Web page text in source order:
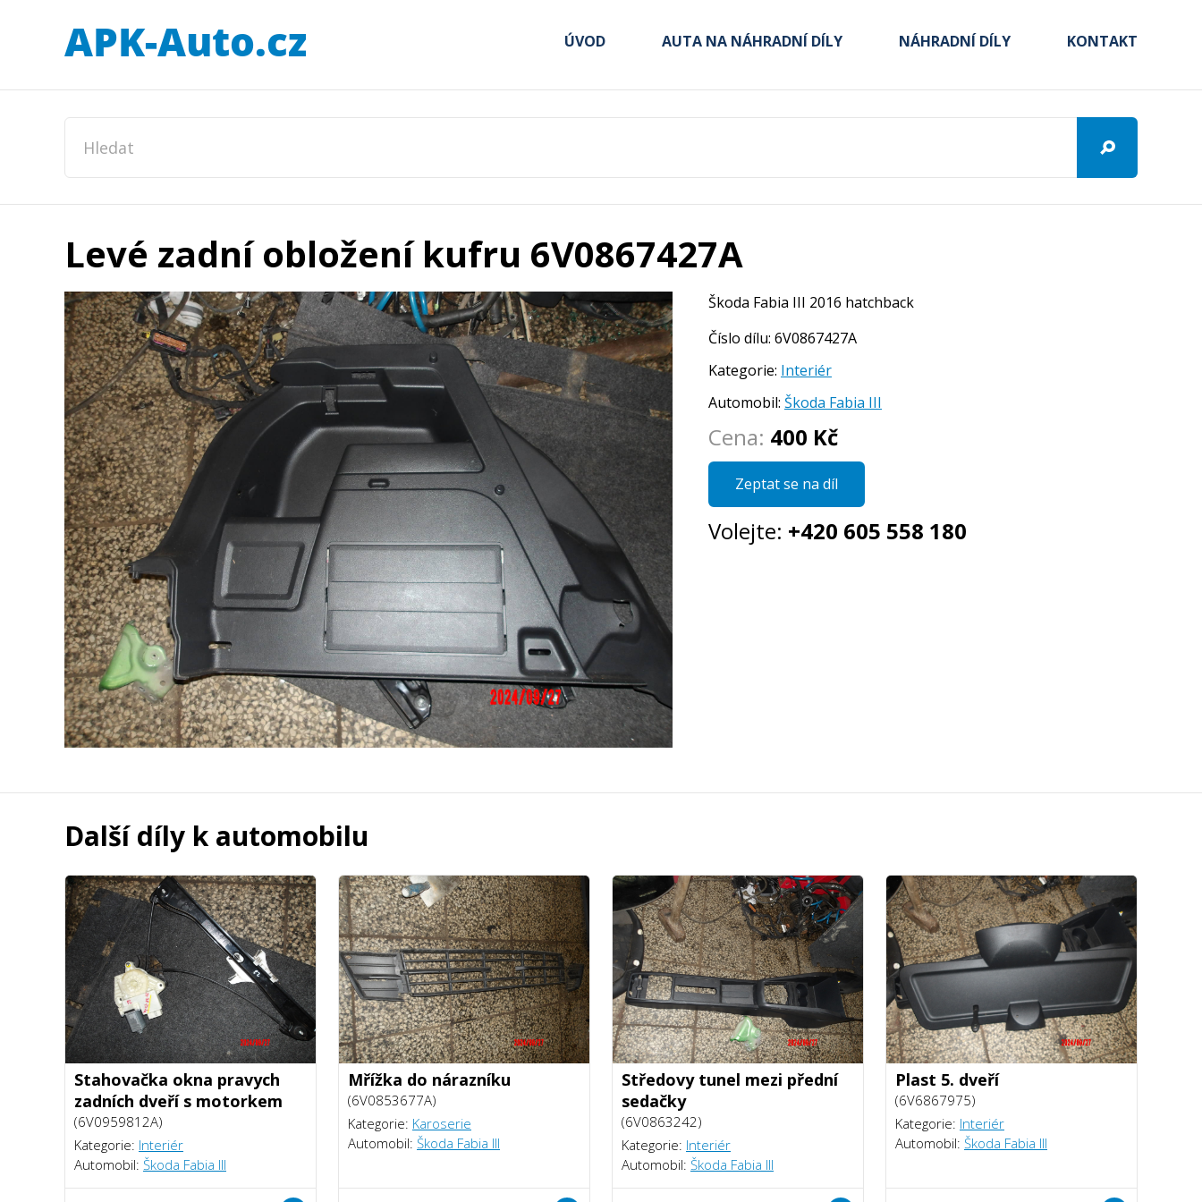
ÚVOD AUTA NA NÁHRADNÍ DÍLY NÁHRADNÍ DÍLY KONTAKT
Levé zadní obložení kufru 6V0867427A
Škoda Fabia III 2016 hatchback
Číslo dílu: 6V0867427A
Kategorie: Interiér
Automobil: Škoda Fabia III
Cena: 400 Kč
Zeptat se na díl
Volejte: +420 605 558 180
Další díly k automobilu
Stahovačka okna pravych
zadních dveří s motorkem
(6V0959812A)
Kategorie: Interiér
Automobil: Škoda Fabia III
Mřížka do nárazníku
(6V0853677A)
Kategorie: Karoserie
Automobil: Škoda Fabia III
Středovy tunel mezi přední
sedačky
(6V0863242)
Kategorie: Interiér
Automobil: Škoda Fabia III
Plast 5. dveří
(6V6867975)
Kategorie: Interiér
Automobil: Škoda Fabia III